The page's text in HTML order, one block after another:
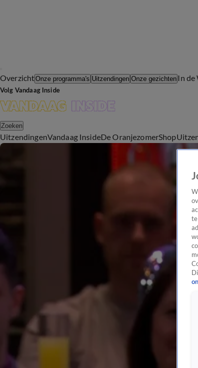
OverzichtOnze programma's Uitzendingen Onze gezichten In de
Volg Vandaag Inside
Zoeken
UitzendingenVandaag InsideDe OranjezomerShop
te